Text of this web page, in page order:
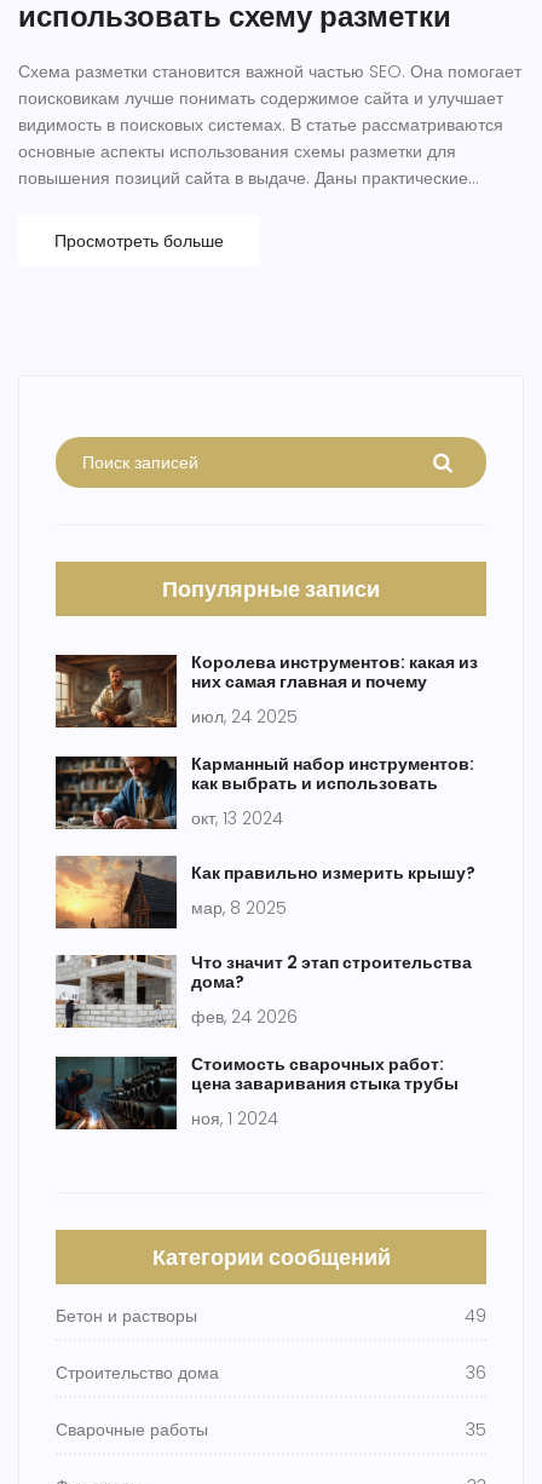
использовать схему разметки
Схема разметки становится важной частью SEO. Она помогает
поисковикам лучше понимать содержимое сайта и улучшает
видимость в поисковых системах. В статье рассматриваются
основные аспекты использования схемы разметки для
повышения позиций сайта в выдаче. Даны практические
Упоминаются также известные эксперты в этой области.
Просмотреть больше
Популярные записи
Королева инструментов: какая из
них самая главная и почему
июл, 24 2025
Карманный набор инструментов:
как выбрать и использовать
окт, 13 2024
Как правильно измерить крышу?
мар, 8 2025
Что значит 2 этап строительства
дома?
фев, 24 2026
Стоимость сварочных работ:
цена заваривания стыка трубы
ноя, 1 2024
Категории сообщений
Бетон и растворы 49
Строительство дома 36
Сварочные работы 35